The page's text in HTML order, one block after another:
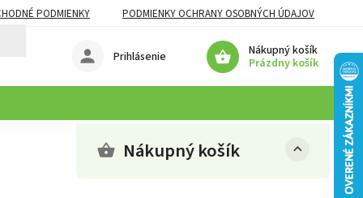
PODMIENKY PODMIENKY OCHRANY OSOBNÝCH ÚDAJOV
Nákupný košík
Prázdny košík
Prihlásenie
Nákupný košík